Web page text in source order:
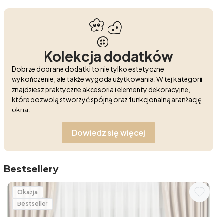
Kolekcja dodatków
Dobrze dobrane dodatki to nie tylko estetyczne
wykończenie, ale także wygoda użytkowania. W tej kategorii
znajdziesz praktyczne akcesoria i elementy dekoracyjne,
które pozwolą stworzyć spójną oraz funkcjonalną aranżację
okna.
Dowiedz się więcej
Bestsellery
Okazja
Bestseller